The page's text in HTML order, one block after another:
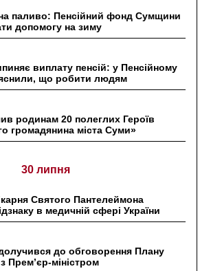
паливо: Пенсійний фонд Сумщини
допомогу на зиму
виплату пенсій: у Пенсійному
що робити людям
родинам 20 полеглих Героїв
громадянина міста Суми»
30 липня
Святого Пантелеймона
в медичній сфері України
до обговорення Плану
Прем’єр-міністром